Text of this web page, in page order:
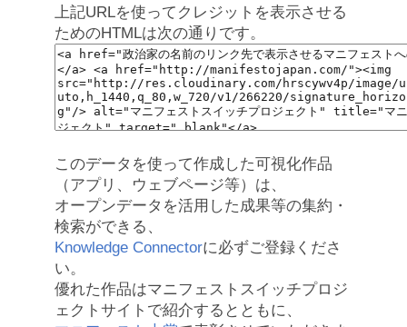
上記URLを使ってクレジットを表示させる
ためのHTMLは次の通りです。
このデータを使って作成した可視化作品
（アプリ、ウェブページ等）は、
オープンデータを活用した成果等の集約・
検索ができる、
Knowledge Connectorに必ずご登録くださ
い。
優れた作品はマニフェストスイッチプロジ
ェクトサイトで紹介するとともに、